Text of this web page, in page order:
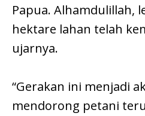
Papua. Alhamdulillah,
hektare lahan telah
ujarnya.
“Gerakan ini menjadi
mendorong petani